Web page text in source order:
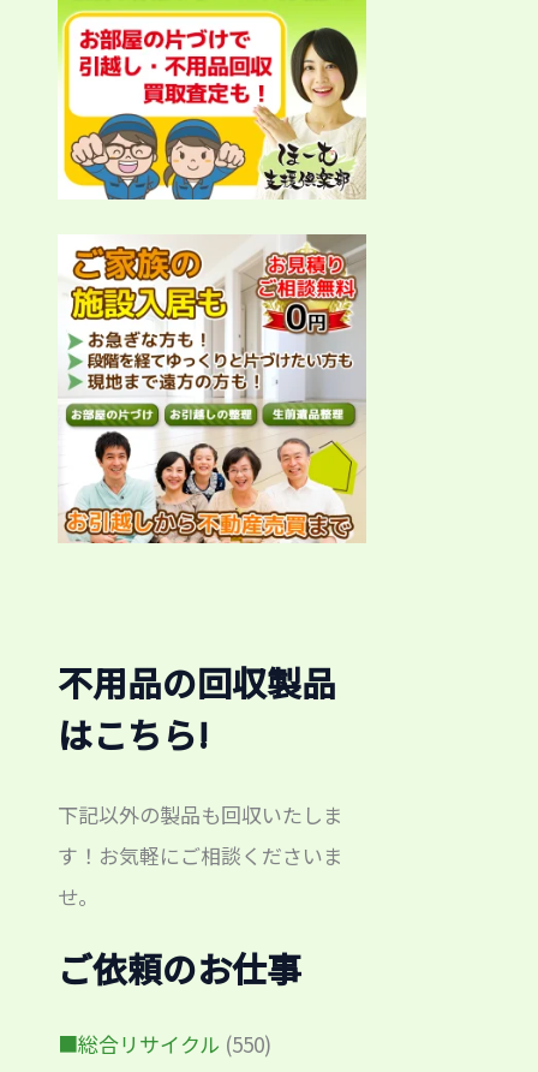
不用品の回収製品
はこちら!
下記以外の製品も回収いたしま
す！お気軽にご相談くださいま
せ。
ご依頼のお仕事
■総合リサイクル (550)